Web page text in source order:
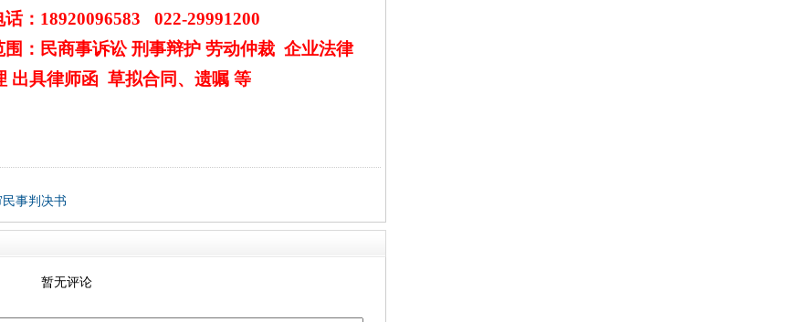
： 18920096583 022-29991200
：民商事诉讼 刑事辩护 劳动仲裁 企业法律
出具律师函 草拟合同、遗嘱 等
事判决书
暂无评论